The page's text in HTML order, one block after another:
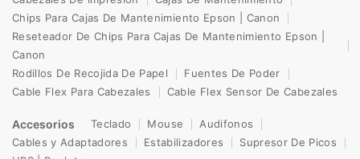
Chips Para Cajas De Mantenimiento Epson | Canon
Reseteador De Chips Para Cajas De Mantenimiento Epson |
Canon
Rodillos De Recojida De Papel
Fuentes De Poder
Cable Flex Para Cabezales
Cable Flex Sensor De Cabezales
Accesorios Teclado Mouse
Audifonos
Cables y Adaptadores
Estabilizadores
Supresor De Picos